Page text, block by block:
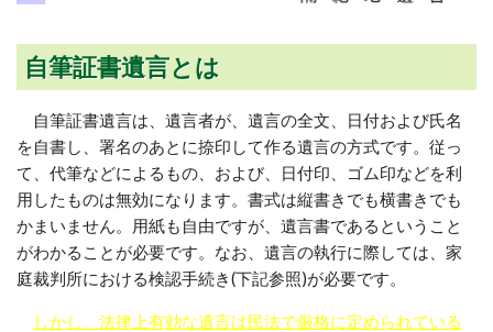
自筆証書遺言とは
自筆証書遺言は、遺言者が、遺言の全文、日付および氏名
を自書し、署名のあとに捺印して作る遺言の方式です。従っ
て、代筆などによるもの、および、日付印、ゴム印などを利
用したものは無効になります。書式は縦書きでも横書きでも
かまいません。用紙も自由ですが、遺言書であるということ
がわかることが必要です。なお、遺言の執行に際しては、家
庭裁判所における検認手続き(下記参照)が必要です。
しかし、法律上有効な遺言は民法で厳格に定められている